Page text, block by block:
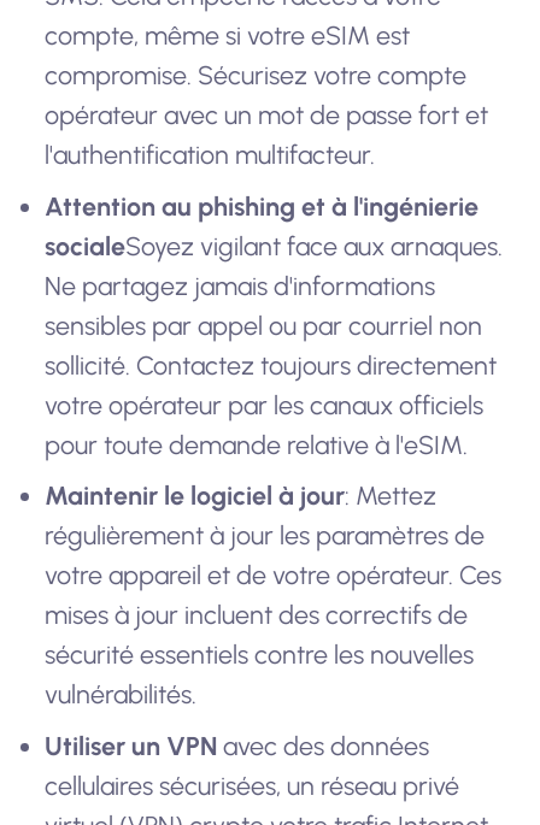
compte, même si votre eSIM est
compromise. Sécurisez votre compte
opérateur avec un mot de passe fort et
l'authentification multifacteur.
Attention au phishing et à l'ingénierie
socialeSoyez vigilant face aux arnaques.
Ne partagez jamais d'informations
sensibles par appel ou par courriel non
sollicité. Contactez toujours directement
votre opérateur par les canaux officiels
pour toute demande relative à l'eSIM.
Maintenir le logiciel à jour: Mettez
régulièrement à jour les paramètres de
votre appareil et de votre opérateur. Ces
mises à jour incluent des correctifs de
sécurité essentiels contre les nouvelles
vulnérabilités.
Utiliser un VPN avec des données
cellulaires sécurisées, un réseau privé